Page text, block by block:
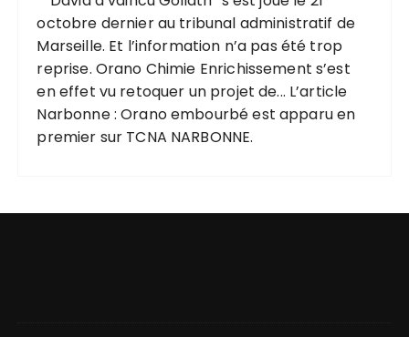
octobre dernier au tribunal administratif de
Marseille. Et l’information n’a pas été trop
reprise. Orano Chimie Enrichissement s’est
en effet vu retoquer un projet de... L’article
Narbonne : Orano embourbé est apparu en
premier sur TCNA NARBONNE.